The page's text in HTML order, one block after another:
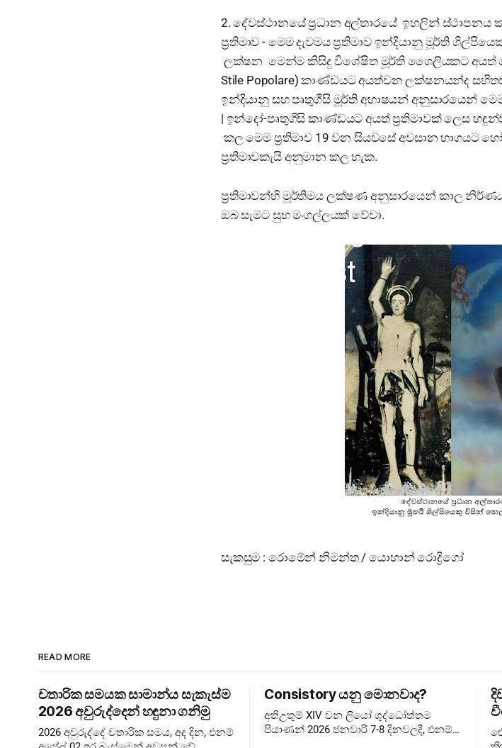
2. දේවස්ථානයේ ප්‍රධාන අල්තාරයේ ඉහලින්
ප්‍රතිමාව - මෙම දැවමය ප්‍රතිමාව ඉන්දියානු මූර්ති
ලක්ෂන මෙන්ම කිසිදු විශේෂිත මූර්ති ශෛලියකට අයත්
Stile Popolare) කාණ්ඩයට අයත්වන ලක්ෂනයන්ද
ඉන්දියානු සහ පෘතුගීසි මූර්ති අභාෂයන් අනුසාරයෙන් මෙම
| ඉන්දෝ-පෘතුගීසි කාණ්ඩයට අයත් ප්‍රතිමාවක් ලෙස
කල මෙම ප්‍රතිමාව 19 වන සියවසේ අවසාන භාගයට
ප්‍රතිමාවකැයි අනුමාන කල හැක.
ප්‍රතිමාවන්හි මූර්තිමය ලක්ෂණ අනුසාරයෙන් කාල
ඔබ සැමට සුභ මංගල්ලයක් වේවා.
සැකසුම : රොමේන් නිමන්ත / යොහාන් රොද්‍රිගෝ
READ MORE
චතාරික සමයක සාමාන්ය සැකැස්ම
2026 අවුරුද්දෙන් හඳුනා ගනිමු
2026 අවුරුද්දේ චතාරික සමය, අද දින, එනම්
Consistory යනු මොනවාද?
අතිඋතුම් XIV වන ලියෝ ශුද්ධෝත්තම
පියාණන් 2026 ජනවාරි 7-8 දිනවලදී, එනම්